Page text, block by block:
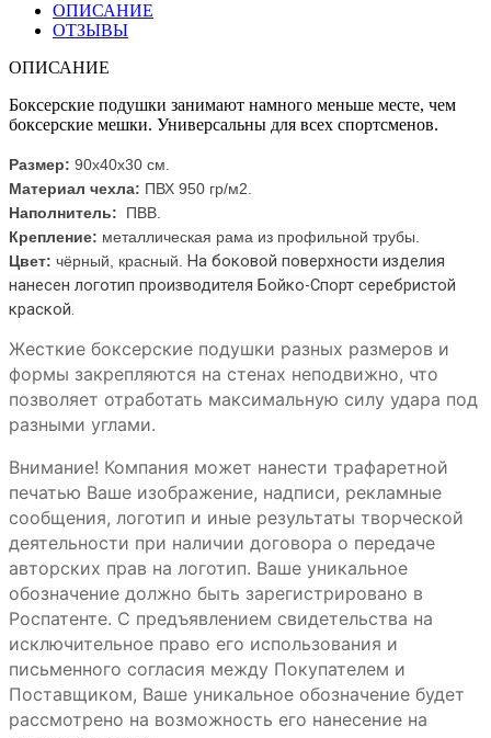
ОПИСАНИЕ
ОТЗЫВЫ
ОПИСАНИЕ
Боксерские подушки занимают намного меньше месте, чем
боксерские мешки. Универсальны для всех спортсменов.
Размер: 90х40х30 см.
Материал чехла: ПВХ 950 гр/м2.
Наполнитель: ПВВ.
Крепление: металлическая рама из профильной трубы.
Цвет: чёрный, красный. На боковой поверхности изделия
нанесен логотип производителя Бойко-Спорт серебристой
краской.
Жесткие боксерские подушки разных размеров и
формы закрепляются на стенах неподвижно, что
позволяет отработать максимальную силу удара под
разными углами.
Внимание! Компания может нанести трафаретной
печатью Ваше изображение, надписи, рекламные
сообщения, логотип и иные результаты творческой
деятельности при наличии договора о передаче
авторских прав на логотип. Ваше уникальное
обозначение должно быть зарегистрировано в
Роспатенте. С предъявлением свидетельства на
исключительное право его использования и
письменного согласия между Покупателем и
Поставщиком, Ваше уникальное обозначение будет
рассмотрено на возможность его нанесение на